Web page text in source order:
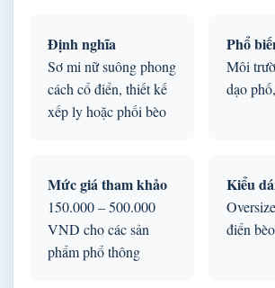
Định nghĩa
Sơ mi nữ suông phong
cách cổ điển, thiết kế
xếp ly hoặc phối bèo
Phổ
Môi
dạo
Mức giá tham khảo
150.000 – 500.000
VND cho các sản
phẩm phổ thông
Kiểu
điển